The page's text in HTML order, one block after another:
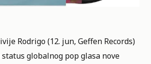
Rodrigo (12. jun, Geffen Records)
globalnog pop glasa nove